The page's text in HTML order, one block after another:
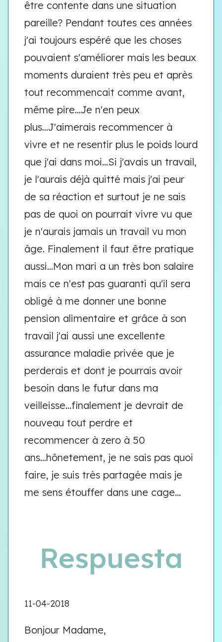
être contente dans une situation
pareille? Pendant toutes ces années
j'ai toujours espéré que les choses
pouvaient s'améliorer mais les beaux
moments duraient très peu et après
tout recommencait comme avant,
même pire...Je n'en peux
plus...J'aimerais recommencer à
vivre et ne resentir plus le poids lourd
que j'ai dans moi...Si j'avais un travail,
je l'aurais déjà quitté mais j'ai peur
de sa réaction et surtout je ne sais
pas de quoi on pourrait vivre vu que
je n'aurais jamais un travail vu mon
âge. Finalement il faut être pratique
aussi...Mon mari a un très bon salaire
mais ce n'est pas guaranti qu'il sera
obligé à me donner une bonne
pension alimentaire et grâce à son
travail j'ai aussi une excellente
assurance maladie privée que je
perderais et dont je pourrais avoir
besoin dans le futur dans ma
veilleisse...finalement je devrait de
nouveau tout perdre et
recommencer à zero à 50
ans...hônetement, je ne sais pas quoi
faire, je suis très partagée mais je
me sens étouffer dans une cage...
Respuesta
11-04-2018
Bonjour Madame,